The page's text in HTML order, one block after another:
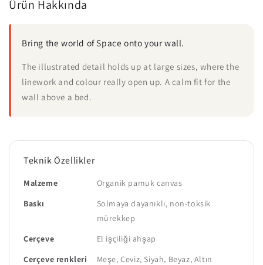
Ürün Hakkında
Bring the world of Space onto your wall.
The illustrated detail holds up at large sizes, where the
linework and colour really open up. A calm fit for the
wall above a bed.
Teknik Özellikler
Malzeme
Organik pamuk canvas
Baskı
Solmaya dayanıklı, non-toksik
mürekkep
Çerçeve
El işçiliği ahşap
Çerçeve renkleri
Meşe, Ceviz, Siyah, Beyaz, Altın